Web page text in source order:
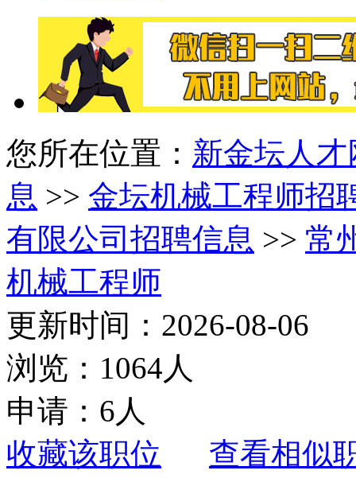
您所在位置： 新金坛人才
息 >> 金坛机械工程师招
有限公司招聘信息 >> 常
机械工程师
更新时间：2026-08-06
浏览：1064人
申请：6人
收藏该职位
查看相似